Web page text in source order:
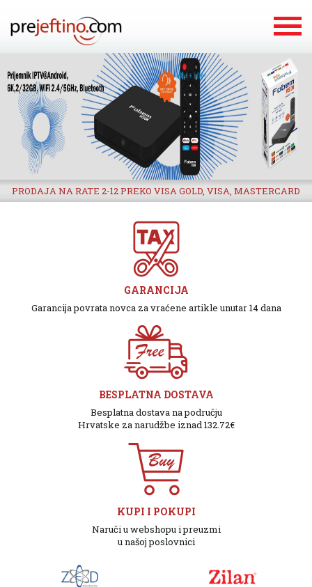
PRODAJA NA RATE 2-12 PREKO VISA GOLD, VISA, MASTERCARD
GARANCIJA
Garancija povrata novca za vraćene artikle unutar 14 dana
BESPLATNA DOSTAVA
Besplatna dostava na području
Hrvatske za narudžbe iznad 132.72€
KUPI I POKUPI
Naruči u webshopu i preuzmi
u našoj poslovnici